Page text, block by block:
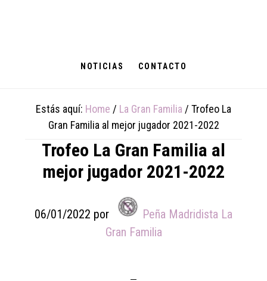
NOTICIAS CONTACTO
Estás aquí: Home / La Gran Familia / Trofeo La
Gran Familia al mejor jugador 2021-2022
Trofeo La Gran Familia al
mejor jugador 2021-2022
06/01/2022 por
Peña Madridista La
Gran Familia